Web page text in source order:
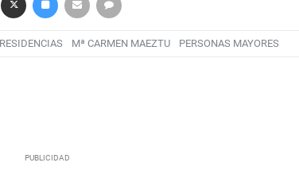
RESIDENCIAS Mª CARMEN MAEZTU PERSONAS MAYORES